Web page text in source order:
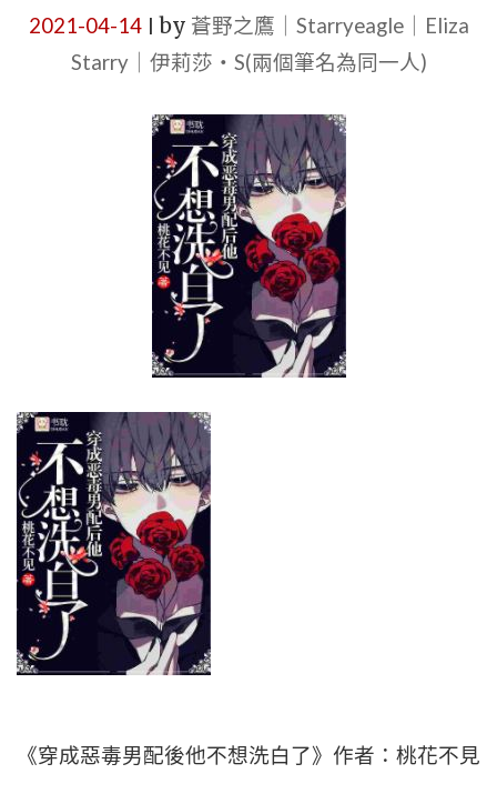
2021-04-14| by 蒼野之鷹｜Starryeagle｜Eliza
Starry｜伊莉莎・S(兩個筆名為同一人)
《穿成惡毒男配後他不想洗白了》作者：桃花不見